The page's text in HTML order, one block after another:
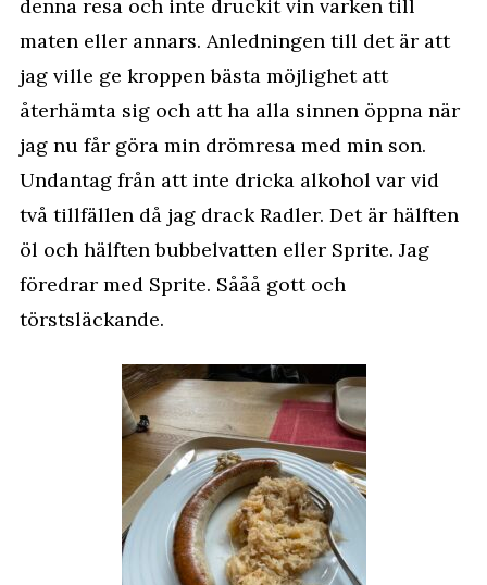
denna resa och inte druckit vin varken till
maten eller annars. Anledningen till det är att
jag ville ge kroppen bästa möjlighet att
återhämta sig och att ha alla sinnen öppna när
jag nu får göra min drömresa med min son.
Undantag från att inte dricka alkohol var vid
två tillfällen då jag drack Radler. Det är hälften
öl och hälften bubbelvatten eller Sprite. Jag
föredrar med Sprite. Sååå gott och
törstsläckande.